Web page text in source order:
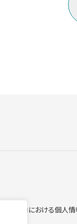
グループ内における個人